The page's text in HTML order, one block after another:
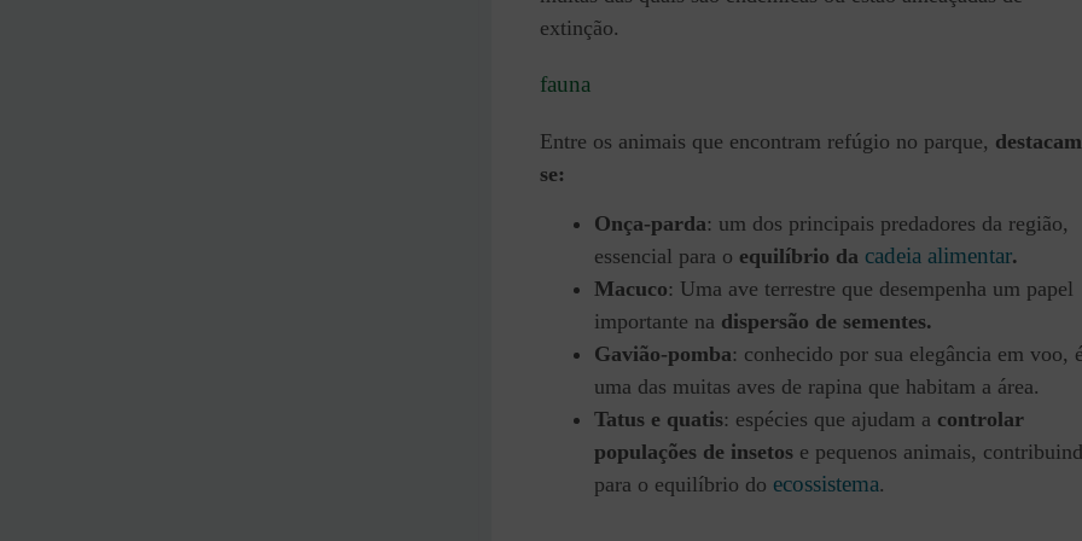
extinção.
fauna
Entre os animais que encontram refúgio no parque,
se:
Onça-parda: um dos principais predadores da região,
essencial para o equilíbrio da cadeia alimentar.
Macuco: Uma ave terrestre que desempenha um papel
importante na dispersão de sementes.
Gavião-pomba: conhecido por sua elegância em voo, é
uma das muitas aves de rapina que habitam a área.
Tatus e quatis: espécies que ajudam a controlar
populações de insetos e pequenos animais,
para o equilíbrio do ecossistema.